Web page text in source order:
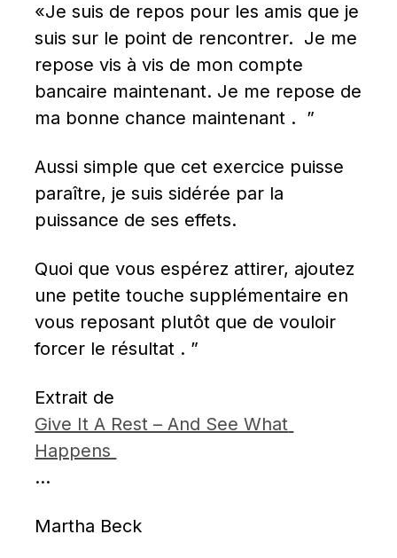
«Je suis de repos pour les amis que je
suis sur le point de rencontrer.  Je me
repose vis à vis de mon compte
bancaire maintenant. Je me repose de
ma bonne chance maintenant .  ”
Aussi simple que cet exercice puisse
paraître, je suis sidérée par la
puissance de ses effets.
Quoi que vous espérez attirer, ajoutez
une petite touche supplémentaire en
vous reposant plutôt que de vouloir
forcer le résultat . ”
Extrait de
Give It A Rest – And See What
Happens
…
Martha Beck